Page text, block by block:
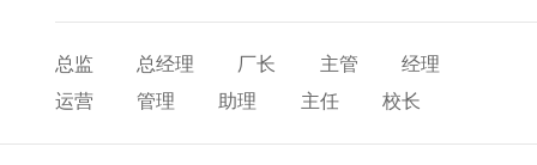
总监 总经理 厂长 主管
经理
运营
管理 助理 主任
校长